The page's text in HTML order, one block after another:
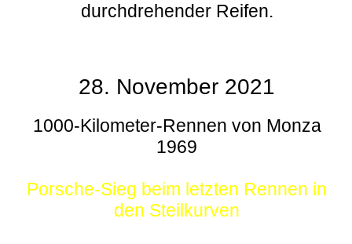
durchdrehender Reifen.
28. November 2021
1000-Kilometer-Rennen von Monza
1969
Porsche-Sieg beim letzten Rennen in
den Steilkurven